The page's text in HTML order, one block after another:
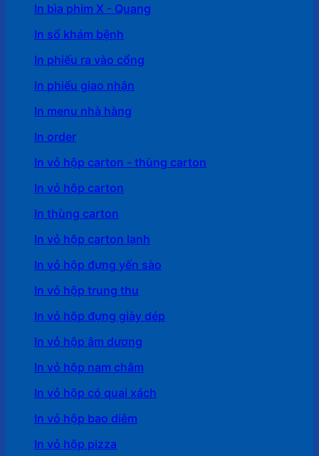
In bìa phim X - Quang
In sổ khám bệnh
In phiếu ra vào cổng
In phiếu giao nhận
In menu nhà hàng
In order
In vỏ hộp carton - thùng carton
In vỏ hộp carton
In thùng carton
In vỏ hộp carton lạnh
In vỏ hộp đựng yến sào
In vỏ hộp trung thu
In vỏ hộp đựng giày dép
In vỏ hộp âm dương
In vỏ hộp nam châm
In vỏ hộp có quai xách
In vỏ hộp bao diêm
In vỏ hộp pizza